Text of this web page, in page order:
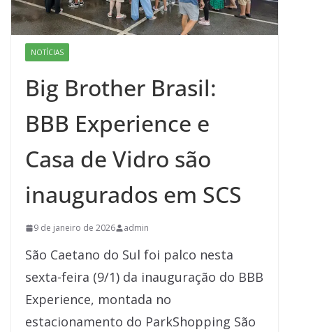
NOTÍCIAS
Big Brother Brasil:
BBB Experience e
Casa de Vidro são
inaugurados em SCS
9 de janeiro de 2026 admin
São Caetano do Sul foi palco nesta
sexta-feira (9/1) da inauguração do BBB
Experience, montada no
estacionamento do ParkShopping São